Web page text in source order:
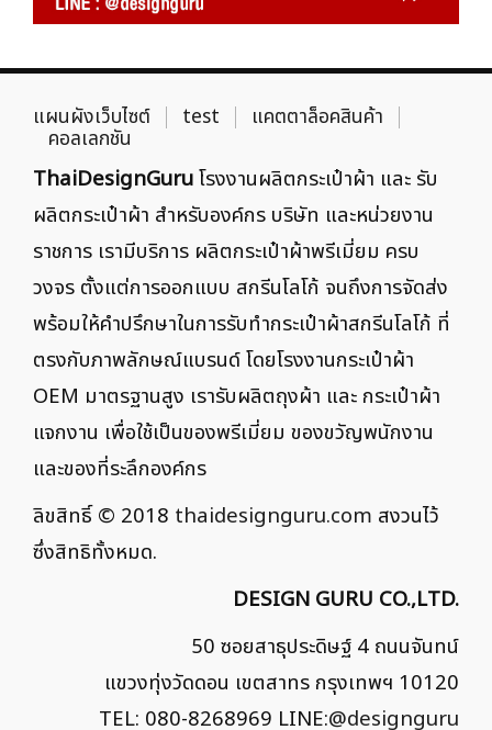
แผนผังเว็บไซต์ test แคตตาล็อคสินค้า
คอลเลกชัน
ThaiDesignGuruโรงงานผลิตกระเป๋าผ้า และ รับ
ผลิตกระเป๋าผ้า สำหรับองค์กร บริษัท และหน่วยงาน
ราชการ เรามีบริการ ผลิตกระเป๋าผ้าพรีเมี่ยม ครบ
วงจร ตั้งแต่การออกแบบ สกรีนโลโก้ จนถึงการจัดส่ง
พร้อมให้คำปรึกษาในการรับทำกระเป๋าผ้าสกรีนโลโก้ ที่
ตรงกับภาพลักษณ์แบรนด์ โดยโรงงานกระเป๋าผ้า
OEM มาตรฐานสูง เรารับผลิตถุงผ้า และ กระเป๋าผ้า
แจกงาน เพื่อใช้เป็นของพรีเมี่ยม ของขวัญพนักงาน
และของที่ระลึกองค์กร
ลิขสิทธิ์ © 2018 thaidesignguru.com สงวนไว้
ซึ่งสิทธิทั้งหมด.
DESIGN GURU CO.,LTD.
50 ซอยสาธุประดิษฐ์ 4 ถนนจันทน์
แขวงทุ่งวัดดอน เขตสาทร กรุงเทพฯ 10120
TEL: 080-8268969 LINE:@designguru